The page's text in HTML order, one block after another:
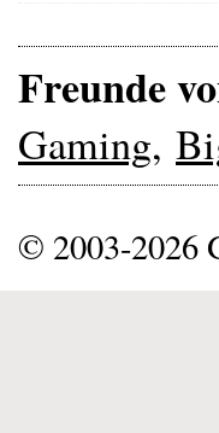
Freunde
Gaming,
© 2003-2026